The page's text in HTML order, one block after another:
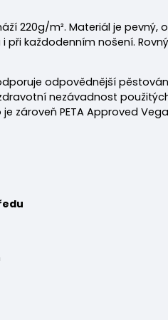
220g/m². Materiál je pevný,
každodenním nošení.
odpovědnější
zdravotní nezávadnost
zároveň PETA Approved